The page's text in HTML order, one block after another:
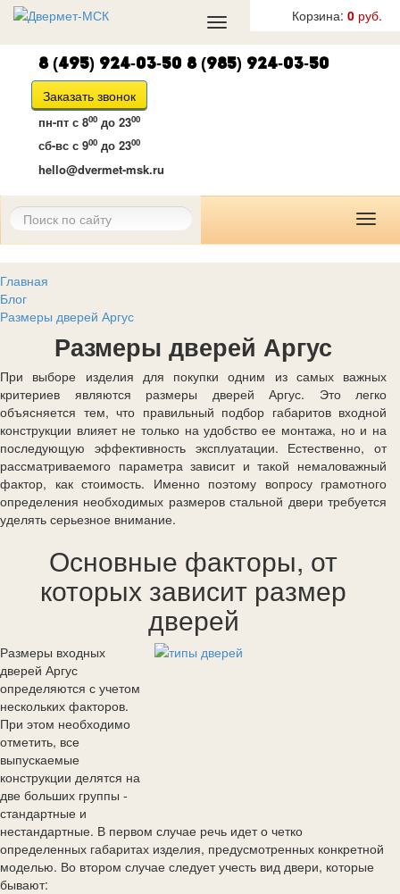
Корзина: 0 руб.
Toggle
navigation
8 (495) 924-03-50 8 (985) 924-03-50
Заказать звонок
пн-пт с 800 до 2300
сб-вс с 900 до 2300
hello@dvermet-msk.ru
Главная
Блог
Размеры дверей Аргус
Размеры дверей Аргус
При выборе изделия для покупки одним из самых важных
критериев являются размеры дверей Аргус. Это легко
объясняется тем, что правильный подбор габаритов входной
конструкции влияет не только на удобство ее монтажа, но и на
последующую эффективность эксплуатации. Естественно, от
рассматриваемого параметра зависит и такой немаловажный
фактор, как стоимость. Именно поэтому вопросу грамотного
определения необходимых размеров стальной двери требуется
уделять серьезное внимание.
Основные факторы, от
которых зависит размер
дверей
Размеры входных
дверей Аргус
определяются с учетом
нескольких факторов.
При этом необходимо
отметить, все
выпускаемые
конструкции делятся на
две больших группы -
стандартные и
нестандартные. В первом случае речь идет о четко
определенных габаритах изделия, предусмотренных конкретной
моделью. Во втором случае следует учесть вид двери, которые
бывают: